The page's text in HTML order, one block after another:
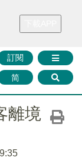
華證券 媒體矩陣
訂閱
简
離境